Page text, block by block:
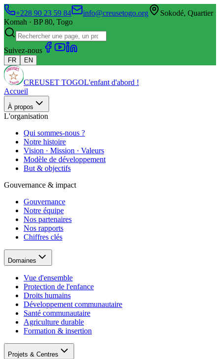
+228 90 23 59 84 info@creusetogo.org
Sokodé, Quartier
Komah · BP 80, Togo
Suivez-nous
FR EN
CREUSET TOGOL'enfant d'abord !
Accueil
À propos
L'organisation
Qui sommes-nous ?
Notre histoire
Vision · Mission · Valeurs
Modèle de développement
But & objectifs
Gouvernance & impact
Gouvernance
Notre équipe
Nos partenaires
Nos rapports
Chiffres clés
Domaines
Vue d'ensemble
Protection de l'enfance
Droits humains
Développement communautaire
Santé communautaire
Agriculture durable
Formation & insertion
Projets & Centres